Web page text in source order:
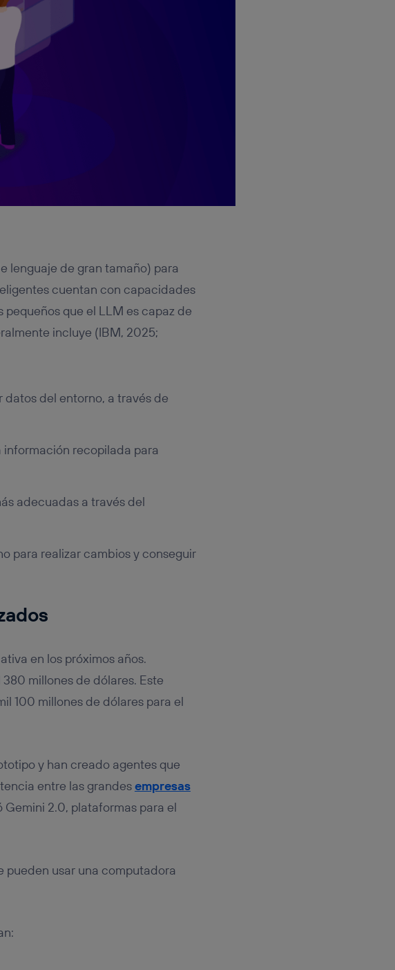
lenguaje de gran tamaño) para
cuentan con capacidades
que el LLM es capaz de
incluye (IBM, 2025;
del entorno, a través de
recopilada para
adecuadas a través del
para realizar cambios y conseguir
en los próximos años.
millones de dólares. Este
100 millones de dólares para el
y han creado agentes que
entre las grandesempresas
Gemini 2.0, plataformas para el
pueden usar una computadora